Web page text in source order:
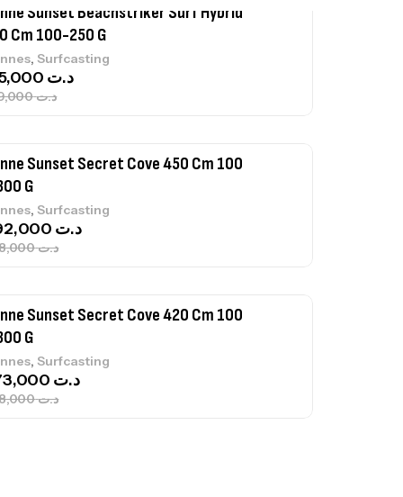
Sunset Secret Cove 450 Cm 100
G
, Surfcasting
د.ت768,000
د.ت692,000
Sunset Secret Cove 420 Cm 100
G
, Surfcasting
د.ت748,000
د.ت 673,000
Jigging Sunset Massive Attack
120/250gr 30kg
, Jigging
د.ت379,000
د.ت340,000